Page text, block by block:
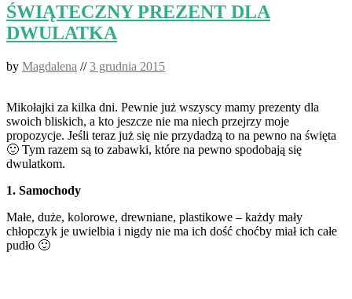
ŚWIĄTECZNY PREZENT DLA
DWULATKA
by Magdalena //3 grudnia 2015
Mikołajki za kilka dni. Pewnie już wszyscy mamy prezenty dla
swoich bliskich, a kto jeszcze nie ma niech przejrzy moje
propozycje. Jeśli teraz już się nie przydadzą to na pewno na święta
🙂 Tym razem są to zabawki, które na pewno spodobają się
dwulatkom.
1. Samochody
Małe, duże, kolorowe, drewniane, plastikowe – każdy mały
chłopczyk je uwielbia i nigdy nie ma ich dość choćby miał ich całe
pudło 🙂